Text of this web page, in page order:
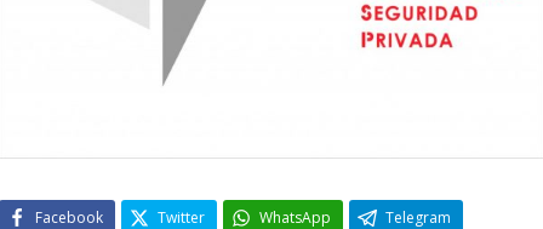
Facebook Twitter WhatsApp Telegram